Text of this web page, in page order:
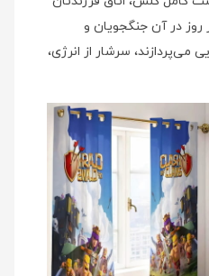
در آن جنگجویان و
می‌پردازند، سرشار از انرژی،